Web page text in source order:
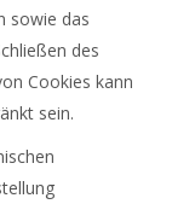
sowie das
des
Cookies kann
sein.